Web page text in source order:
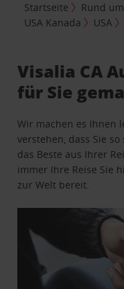
Startseite Rund
USA Kanada
USA
Visalia CA
für Sie
Wir machen es Ihnen
verstehen, dass Sie
das Beste aus Ihrer
immer Ihre Reise Sie
zur Welt bereit.